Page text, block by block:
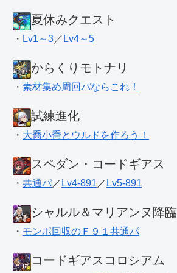
夏休みクエスト
・ Lv1～3 ／ Lv4～5
からくりモトナリ
・ 素材集め周回パならこれ！
試練進化
・ 大喬小喬とウルドを作ろう！
スペダン・コードギアス
・ 共通パ ／ Lv4-891 ／ Lv5-891
シャルル＆マリアンヌ降臨
・ モンポ回収のＦ９１共通パ
コードギアスコロシアム